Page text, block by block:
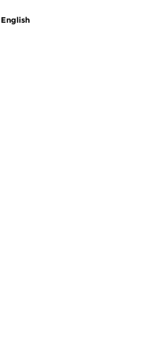
English